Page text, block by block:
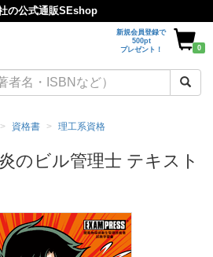
の公式通販SEshop
新規会員登録で
500pt
プレゼント！
0
資格書 理工系資格
のビル管理士 テキスト